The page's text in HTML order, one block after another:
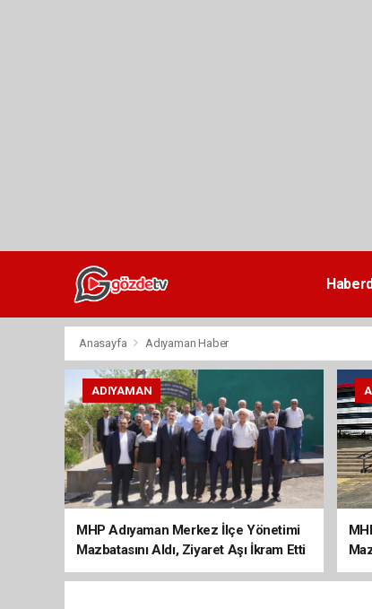
Anasayfa Adıyaman Haber
ADIYAMAN
MHP Adıyaman Merkez İlçe Yönetimi
Mazbatasını Aldı, Ziyaret Aşı İkram Etti